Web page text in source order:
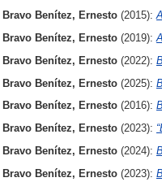
Bravo Benítez, Ernesto (2015):
Bravo Benítez, Ernesto (2019):
Bravo Benítez, Ernesto (2022):
Bravo Benítez, Ernesto (2025):
Bravo Benítez, Ernesto (2016):
Bravo Benítez, Ernesto (2023):
Bravo Benítez, Ernesto (2024):
Bravo Benítez, Ernesto (2023):